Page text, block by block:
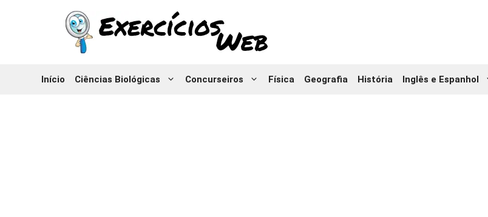
Início Ciências Biológicas Concurseiros Física Geografia História Inglês e Espanhol